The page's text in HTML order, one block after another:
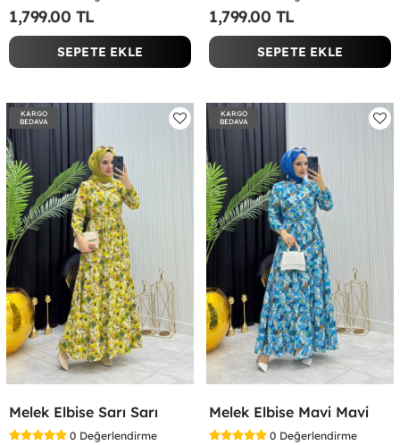
1,799.00 TL
SEPETE EKLE
1,799.00 TL
SEPETE EKLE
KARGO
BEDAVA
Melek Elbise Sarı Sarı
0 Değerlendirme
KARGO
BEDAVA
Melek Elbise Mavi Mavi
0 Değerlendirme